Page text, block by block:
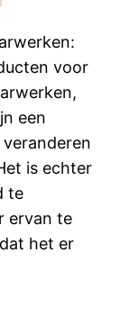
voor
een
is echter
te
ervan te
het er